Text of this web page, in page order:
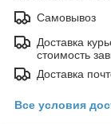
Самовывоз
Доставка
стоимость
Доставка
Все условия